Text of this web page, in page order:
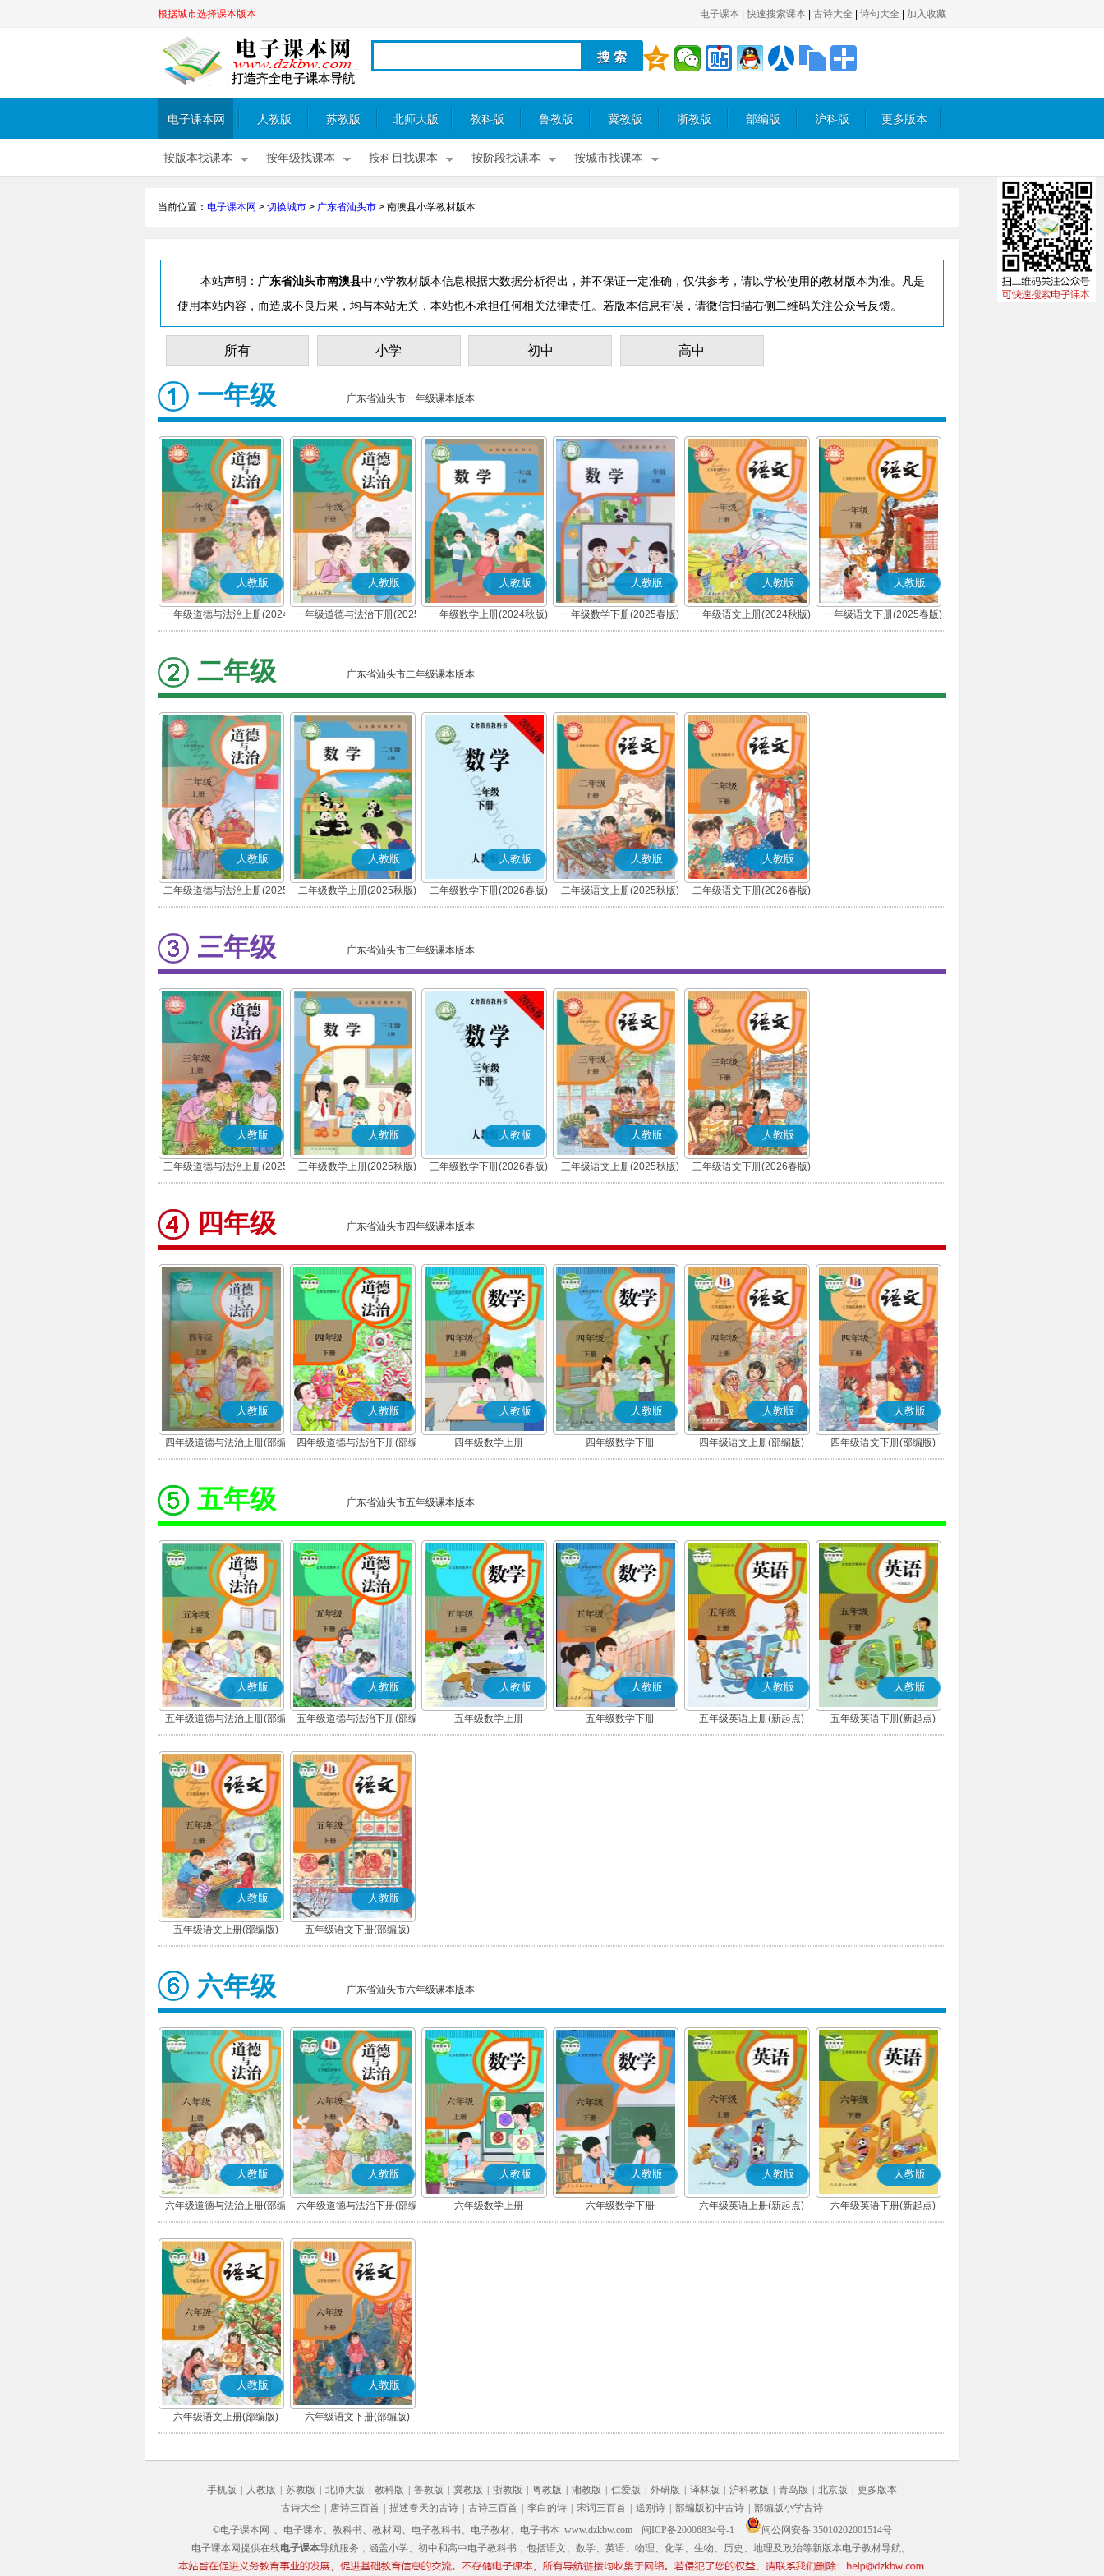
根据城市选择课本版本 电子课本 快速搜索课本 古诗大全 诗句大全 加入收藏
电子课本网 人教版 苏教版 北师大版 教科版 鲁教版 冀教版 浙教版 部编版 沪科版 更多版本
按版本找课本 按年级找课本 按科目找课本 按阶段找课本 按城市找课本
当前位置： 电子课本网 > 切换城市 > 广东省汕头市 > 南澳县小学教材版本
本站声明： 广东省汕头市南澳县中小学教材版本信息根据大数据分析得出，并不保证一定准确，仅供参考，请以学校使用的教材版本为准。凡是
使用本站内容，而造成不良后果，均与本站无关，本站也不承担任何相关法律责任。若版本信息有误，请微信扫描右侧二维码关注公众号反馈。
所有 小学 初中 高中
一年级 广东省汕头市一年级课本版本
人教版
一年级道德与法治上册(2024
秋版)(部编版)
人教版
一年级道德与法治下册(2025
春版)(部编版)
人教版
一年级数学上册(2024秋版)
人教版
一年级数学下册(2025春版)
人教版
一年级语文上册(2024秋版)
(部编版)
人教版
一年级语文下册(2025春版)
(部编版)
二年级 广东省汕头市二年级课本版本
人教版
二年级道德与法治上册(2025
秋版)(部编版)
人教版
二年级数学上册(2025秋版)
人教版
二年级数学下册(2026春版)
人教版
二年级语文上册(2025秋版)
(部编版)
人教版
二年级语文下册(2026春版)
(部编版)
三年级 广东省汕头市三年级课本版本
人教版
三年级道德与法治上册(2025
秋版)(部编版)
人教版
三年级数学上册(2025秋版)
人教版
三年级数学下册(2026春版)
人教版
三年级语文上册(2025秋版)
(部编版)
人教版
三年级语文下册(2026春版)
(部编版)
四年级 广东省汕头市四年级课本版本
人教版
四年级道德与法治上册(部编
版)
人教版
四年级道德与法治下册(部编
版)
人教版
四年级数学上册
人教版
四年级数学下册
人教版
四年级语文上册(部编版)
人教版
四年级语文下册(部编版)
五年级 广东省汕头市五年级课本版本
人教版
五年级道德与法治上册(部编
版)
人教版
五年级道德与法治下册(部编
版)
人教版
五年级数学上册
人教版
五年级数学下册
人教版
五年级英语上册(新起点)
人教版
五年级英语下册(新起点)
人教版
五年级语文上册(部编版)
人教版
五年级语文下册(部编版)
六年级 广东省汕头市六年级课本版本
人教版
六年级道德与法治上册(部编
版)
人教版
六年级道德与法治下册(部编
版)
人教版
六年级数学上册
人教版
六年级数学下册
人教版
六年级英语上册(新起点)
人教版
六年级英语下册(新起点)
人教版
六年级语文上册(部编版)
人教版
六年级语文下册(部编版)
手机版 人教版 苏教版 北师大版 教科版 鲁教版 冀教版 浙教版 粤教版 湘教版 仁爱版 外研版 译林版 沪科教版 青岛版 北京版
更多版本
古诗大全
唐诗三百首 描述春天的古诗 古诗三百首 李白的诗 宋词三百首 送别诗 部编版初中古诗
部编版小学古诗
©电子课本网 、电子课本、教科书、教材网、电子教科书、电子教材、电子书本 www.dzkbw.com 闽ICP备20006834号-1
闽公网安备 35010202001514号
电子课本网提供在线电子课本导航服务，涵盖小学、初中和高中电子教科书，包括语文、数学、英语、物理、化学、生物、历史、地理及政治等新版本电子教材导航。